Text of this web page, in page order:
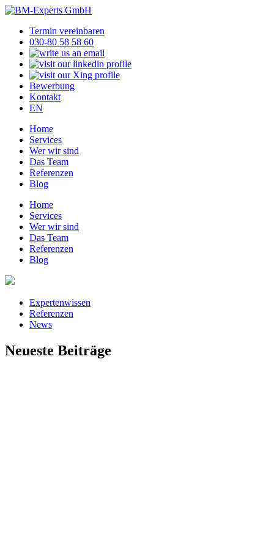
Termin vereinbaren
030-80 58 58 60
Bewerbung
Kontakt
EN
Home
Services
Wer wir sind
Das Team
Referenzen
Blog
Home
Services
Wer wir sind
Das Team
Referenzen
Blog
Expertenwissen
Referenzen
News
Neueste Beiträge